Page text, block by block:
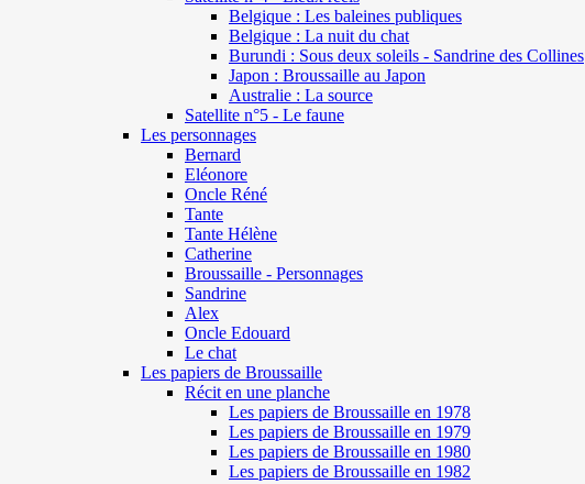
Belgique : Les baleines publiques
Belgique : La nuit du chat
Burundi : Sous deux soleils - Sandrine des Collines
Japon : Broussaille au Japon
Australie : La source
Satellite n°5 - Le faune
Les personnages
Bernard
Eléonore
Oncle Réné
Tante
Tante Hélène
Catherine
Broussaille - Personnages
Sandrine
Alex
Oncle Edouard
Le chat
Les papiers de Broussaille
Récit en une planche
Les papiers de Broussaille en 1978
Les papiers de Broussaille en 1979
Les papiers de Broussaille en 1980
Les papiers de Broussaille en 1982